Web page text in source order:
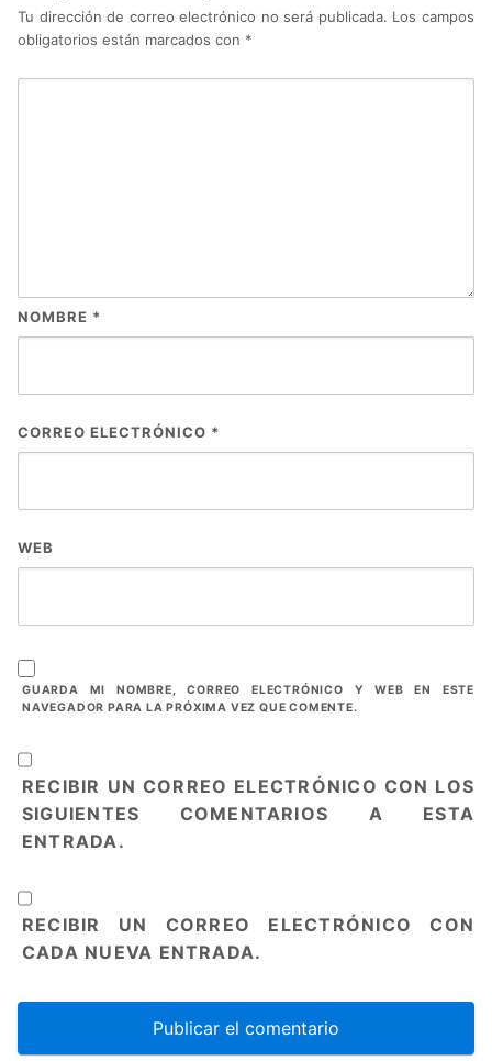
Tu dirección de correo electrónico no será publicada. Los campos
obligatorios están marcados con *
NOMBRE *
CORREO ELECTRÓNICO *
WEB
GUARDA MI NOMBRE, CORREO ELECTRÓNICO Y WEB EN ESTE
NAVEGADOR PARA LA PRÓXIMA VEZ QUE COMENTE.
RECIBIR UN CORREO ELECTRÓNICO CON LOS
SIGUIENTES COMENTARIOS A ESTA
ENTRADA.
RECIBIR UN CORREO ELECTRÓNICO CON
CADA NUEVA ENTRADA.